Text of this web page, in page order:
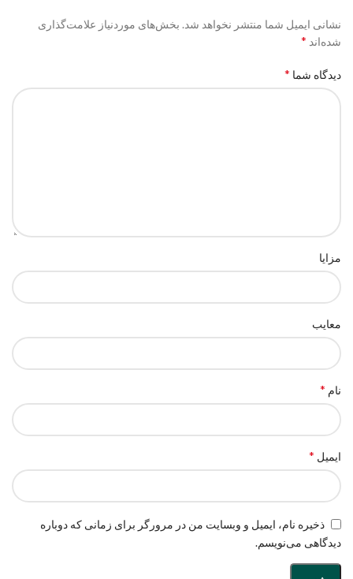
نشانی ایمیل شما منتشر نخواهد شد. بخش‌های موردنیاز علامت‌گذاری
شده‌اند *
دیدگاه شما *
مزایا
معایب
نام *
ایمیل *
ذخیره نام، ایمیل و وبسایت من در مرورگر برای زمانی که دوباره
دیدگاهی می‌نویسم.